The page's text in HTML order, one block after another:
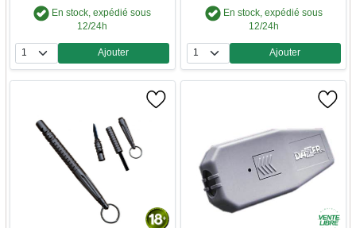
En stock, expédié sous
12/24h
Quantité
Ajouter
En stock, expédié sous
12/24h
Quantité
Ajouter